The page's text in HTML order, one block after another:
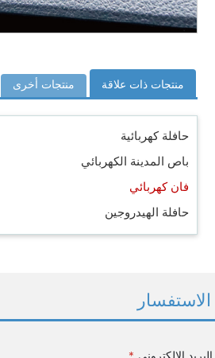
منتجات ذات علاقة منتجات أخرى
حافلة كهربائية
باص المدينة الكهربائي
فان كهربائي
حافلة الهيدروجين
الاستفسار